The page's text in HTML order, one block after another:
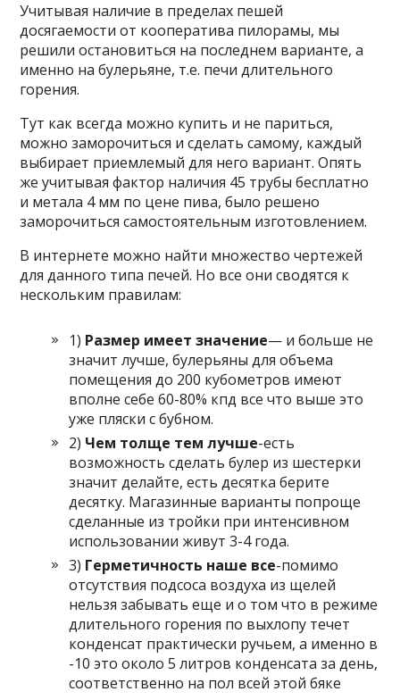
Учитывая наличие в пределах пешей
досягаемости от кооператива пилорамы, мы
решили остановиться на последнем варианте, а
именно на булерьяне, т.е. печи длительного
горения.
Тут как всегда можно купить и не париться,
можно заморочиться и сделать самому, каждый
выбирает приемлемый для него вариант. Опять
же учитывая фактор наличия 45 трубы бесплатно
и метала 4 мм по цене пива, было решено
заморочиться самостоятельным изготовлением.
В интернете можно найти множество чертежей
для данного типа печей. Но все они сводятся к
нескольким правилам:
1) Размер имеет значение— и больше не
значит лучше, булерьяны для объема
помещения до 200 кубометров имеют
вполне себе 60-80% кпд все что выше это
уже пляски с бубном.
2) Чем толще тем лучше-есть
возможность сделать булер из шестерки
значит делайте, есть десятка берите
десятку. Магазинные варианты попроще
сделанные из тройки при интенсивном
использовании живут 3-4 года.
3) Герметичность наше все-помимо
отсутствия подсоса воздуха из щелей
нельзя забывать еще и о том что в режиме
длительного горения по выхлопу течет
конденсат практически ручьем, а именно в
-10 это около 5 литров конденсата за день,
соответственно на пол всей этой бяке